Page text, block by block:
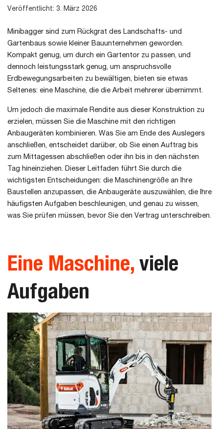
Veröffentlicht: 3. März 2026
Minibagger sind zum Rückgrat des Landschafts- und
Gartenbaus sowie kleiner Bauunternehmen geworden.
Kompakt genug, um durch ein Gartentor zu passen, und
dennoch leistungsstark genug, um anspruchsvolle
Erdbewegungsarbeiten zu bewältigen, bieten sie etwas
Seltenes: eine Maschine, die die Arbeit mehrerer übernimmt.
Um jedoch die maximale Rendite aus dieser Konstruktion zu
erzielen, müssen Sie die Maschine mit den richtigen
Anbaugeräten kombinieren. Was Sie am Ende des Auslegers
anschließen, entscheidet darüber, ob Sie einen Auftrag bis
zum Mittagessen abschließen oder ihn bis in den nächsten
Tag hineinziehen. Dieser Leitfaden führt Sie durch die
wichtigsten Entscheidungen: die Maschinengröße an Ihre
Baustellen anzupassen, die Anbaugeräte auszuwählen, die Ihre
häufigsten Aufgaben beschleunigen, und genau zu wissen,
was Sie prüfen müssen, bevor Sie den Vertrag unterschreiben.
Eine Maschine, viele
Aufgaben